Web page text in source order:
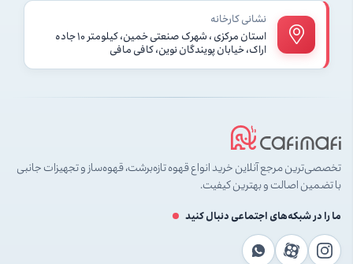
نشانی کارخانه
استان مرکزی ، شهرک صنعتی خمین، کیلومتر ۱۰ جاده
اراک، خیابان پویندگان نوین، کافی مافی
تخصصی‌ترین مرجع آنلاین خرید انواع قهوه تازه‌برشت، قهوه‌ساز و تجهیزات جانبی
با تضمین اصالت و بهترین کیفیت.
ما را در شبکه‌های اجتماعی دنبال کنید